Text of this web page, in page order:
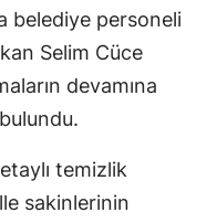
belediye personeli
Selim Cüce
devamına
temizlik
sakinlerinin